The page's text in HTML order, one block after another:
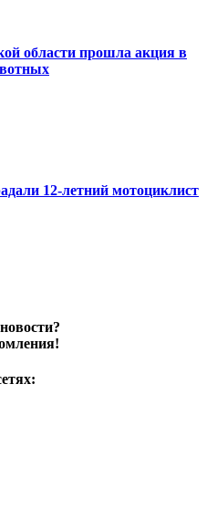
области прошла акция в
12-летний мотоциклист